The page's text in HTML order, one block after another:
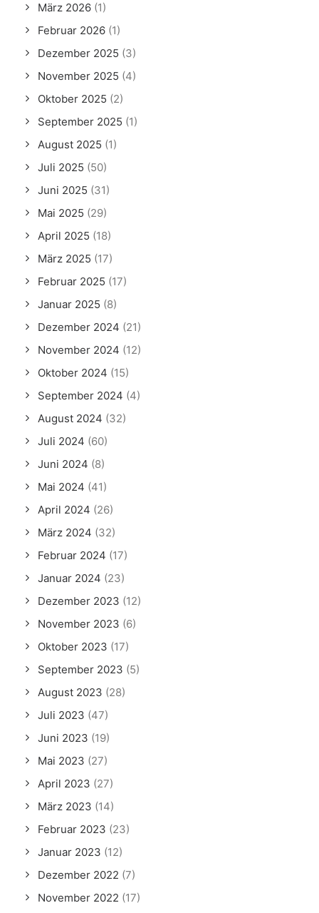
März 2026 (1)
Februar 2026 (1)
Dezember 2025 (3)
November 2025 (4)
Oktober 2025 (2)
September 2025 (1)
August 2025 (1)
Juli 2025 (50)
Juni 2025 (31)
Mai 2025 (29)
April 2025 (18)
März 2025 (17)
Februar 2025 (17)
Januar 2025 (8)
Dezember 2024 (21)
November 2024 (12)
Oktober 2024 (15)
September 2024 (4)
August 2024 (32)
Juli 2024 (60)
Juni 2024 (8)
Mai 2024 (41)
April 2024 (26)
März 2024 (32)
Februar 2024 (17)
Januar 2024 (23)
Dezember 2023 (12)
November 2023 (6)
Oktober 2023 (17)
September 2023 (5)
August 2023 (28)
Juli 2023 (47)
Juni 2023 (19)
Mai 2023 (27)
April 2023 (27)
März 2023 (14)
Februar 2023 (23)
Januar 2023 (12)
Dezember 2022 (7)
November 2022 (17)